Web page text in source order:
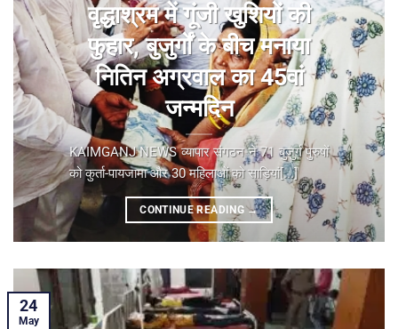
वृद्धाश्रम में गूंजी खुशियों की
फुहार, बुजुर्गों के बीच मनाया
नितिन अग्रवाल का 45वां
जन्मदिन
KAIMGANJ NEWS व्यापार संगठन ने 71 बुजुर्ग पुरुषों
को कुर्ता-पायजामा और 30 महिलाओं को साड़ियां[...]
CONTINUE READING→
24
May